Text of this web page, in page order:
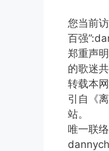
您当前
百强
郑重声
的歌迷
转载本
引自《
站。
唯一联